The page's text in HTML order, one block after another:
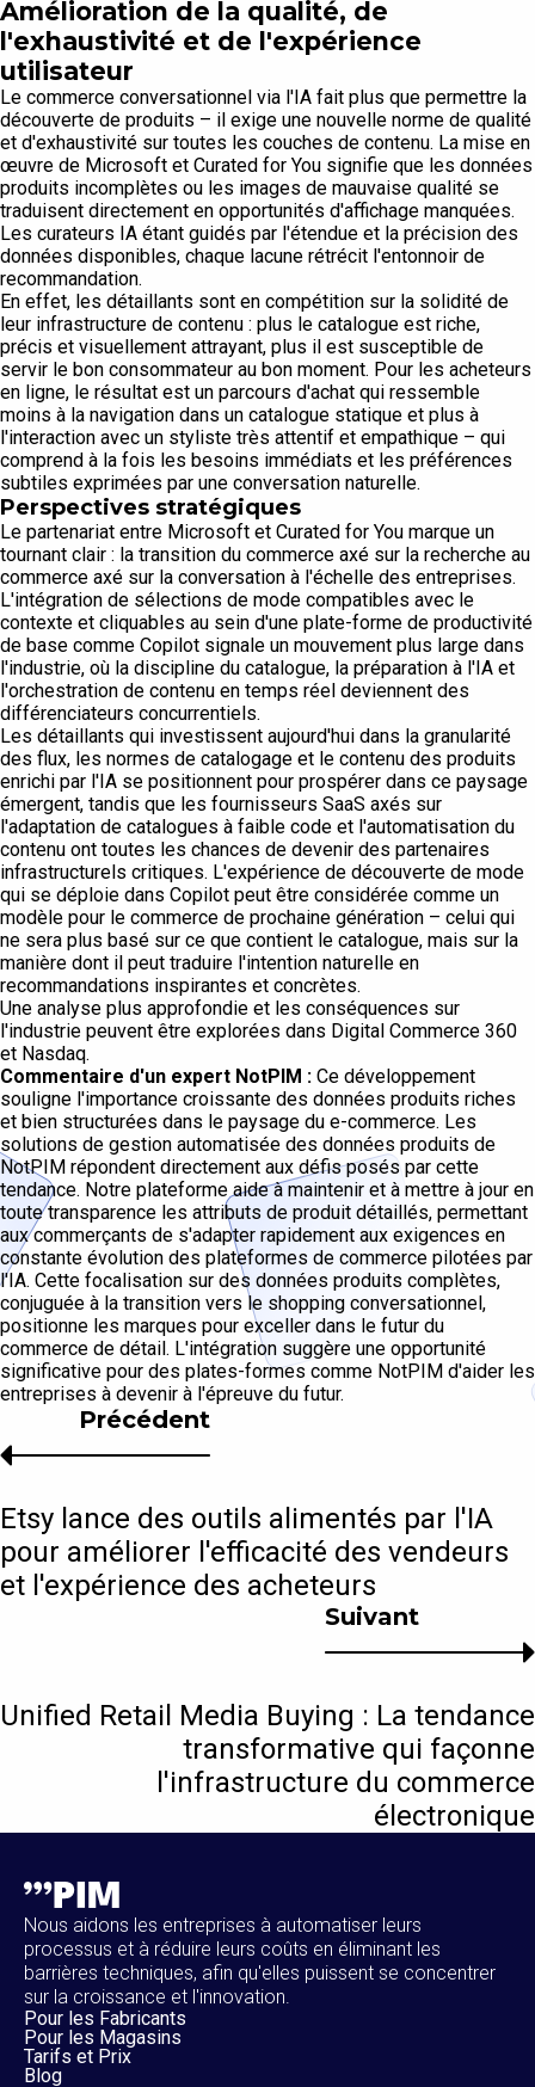
Amélioration de la qualité, de
l'exhaustivité et de l'expérience
utilisateur
Le commerce conversationnel via l'IA fait plus que permettre la
découverte de produits – il exige une nouvelle norme de qualité
et d'exhaustivité sur toutes les couches de contenu. La mise en
œuvre de Microsoft et Curated for You signifie que les données
produits incomplètes ou les images de mauvaise qualité se
traduisent directement en opportunités d'affichage manquées.
Les curateurs IA étant guidés par l'étendue et la précision des
données disponibles, chaque lacune rétrécit l'entonnoir de
recommandation.
En effet, les détaillants sont en compétition sur la solidité de
leur infrastructure de contenu : plus le catalogue est riche,
précis et visuellement attrayant, plus il est susceptible de
servir le bon consommateur au bon moment. Pour les acheteurs
en ligne, le résultat est un parcours d'achat qui ressemble
moins à la navigation dans un catalogue statique et plus à
l'interaction avec un styliste très attentif et empathique – qui
comprend à la fois les besoins immédiats et les préférences
subtiles exprimées par une conversation naturelle.
Perspectives stratégiques
Le partenariat entre Microsoft et Curated for You marque un
tournant clair : la transition du commerce axé sur la recherche au
commerce axé sur la conversation à l'échelle des entreprises.
L'intégration de sélections de mode compatibles avec le
contexte et cliquables au sein d'une plate-forme de productivité
de base comme Copilot signale un mouvement plus large dans
l'industrie, où la discipline du catalogue, la préparation à l'IA et
l'orchestration de contenu en temps réel deviennent des
différenciateurs concurrentiels.
Les détaillants qui investissent aujourd'hui dans la granularité
des flux, les normes de catalogage et le contenu des produits
enrichi par l'IA se positionnent pour prospérer dans ce paysage
émergent, tandis que les fournisseurs SaaS axés sur
l'adaptation de catalogues à faible code et l'automatisation du
contenu ont toutes les chances de devenir des partenaires
infrastructurels critiques. L'expérience de découverte de mode
qui se déploie dans Copilot peut être considérée comme un
modèle pour le commerce de prochaine génération – celui qui
ne sera plus basé sur ce que contient le catalogue, mais sur la
manière dont il peut traduire l'intention naturelle en
recommandations inspirantes et concrètes.
Une analyse plus approfondie et les conséquences sur
l'industrie peuvent être explorées dans Digital Commerce 360
et Nasdaq.
Commentaire d'un expert NotPIM : Ce développement
souligne l'importance croissante des données produits riches
et bien structurées dans le paysage du e-commerce. Les
solutions de gestion automatisée des données produits de
NotPIM répondent directement aux défis posés par cette
tendance. Notre plateforme aide à maintenir et à mettre à jour en
toute transparence les attributs de produit détaillés, permettant
aux commerçants de s'adapter rapidement aux exigences en
constante évolution des plateformes de commerce pilotées par
l'IA. Cette focalisation sur des données produits complètes,
conjuguée à la transition vers le shopping conversationnel,
positionne les marques pour exceller dans le futur du
commerce de détail. L'intégration suggère une opportunité
significative pour des plates-formes comme NotPIM d'aider les
entreprises à devenir à l'épreuve du futur.
Suivant
Unified Retail Media Buying : La tendance
transformative qui façonne
l'infrastructure du commerce
électronique
Précédent
Etsy lance des outils alimentés par l'IA
pour améliorer l'efficacité des vendeurs
et l'expérience des acheteurs
Nous aidons les entreprises à automatiser leurs
processus et à réduire leurs coûts en éliminant les
barrières techniques, afin qu'elles puissent se concentrer
sur la croissance et l'innovation.
Pour les Fabricants
Pour les Magasins
Tarifs et Prix
Blog